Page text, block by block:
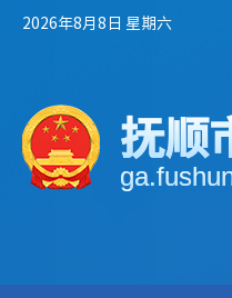
2026年8月8日 星期六
抚顺